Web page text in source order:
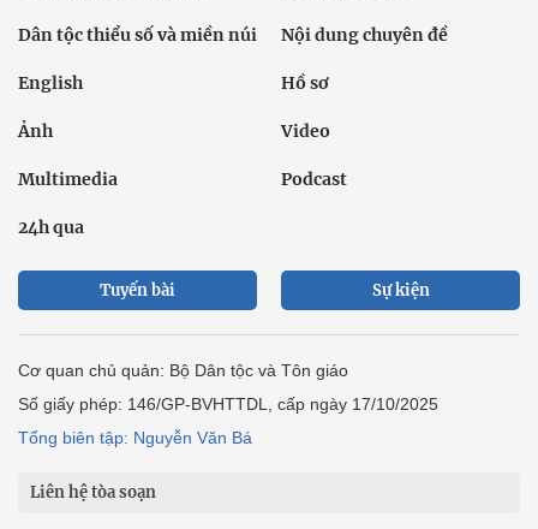
Dân tộc thiểu số và miền núi Nội dung chuyên đề
English Hồ sơ
Ảnh Video
Multimedia Podcast
24h qua
Tuyến bài Sự kiện
Cơ quan chủ quản: Bộ Dân tộc và Tôn giáo
Số giấy phép: 146/GP-BVHTTDL, cấp ngày 17/10/2025
Tổng biên tập: Nguyễn Văn Bá
Liên hệ tòa soạn